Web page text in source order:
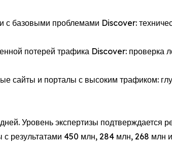
базовыми проблемами Discover:
потерей трафика Discover: проверка
сайты и порталы с высоким трафиком:
Уровень экспертизы
с результатами 450 млн, 284 млн, 268